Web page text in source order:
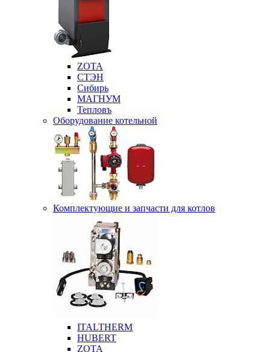
ZOTA
СТЭН
Сибирь
МАГНУМ
Тепловъ
Оборудование котельной
Комплектующие и запчасти для котлов
ITALTHERM
HUBERT
ZOTA